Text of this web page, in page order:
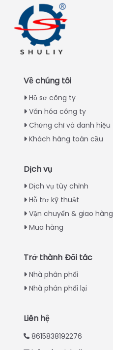
Về chúng tôi
Hồ sơ công ty
Văn hóa công ty
Chứng chỉ và danh hiệu
Khách hàng toàn cầu
Dịch vụ
Dịch vụ tùy chỉnh
Hỗ trợ kỹ thuật
Vận chuyển & giao hàng
Mua hàng
Trở thành Đối tác
Nhà phân phối
Nhà phân phối lại
Liên hệ
8615838192276
Korean
Swahili
Urdu
Greek
Italian